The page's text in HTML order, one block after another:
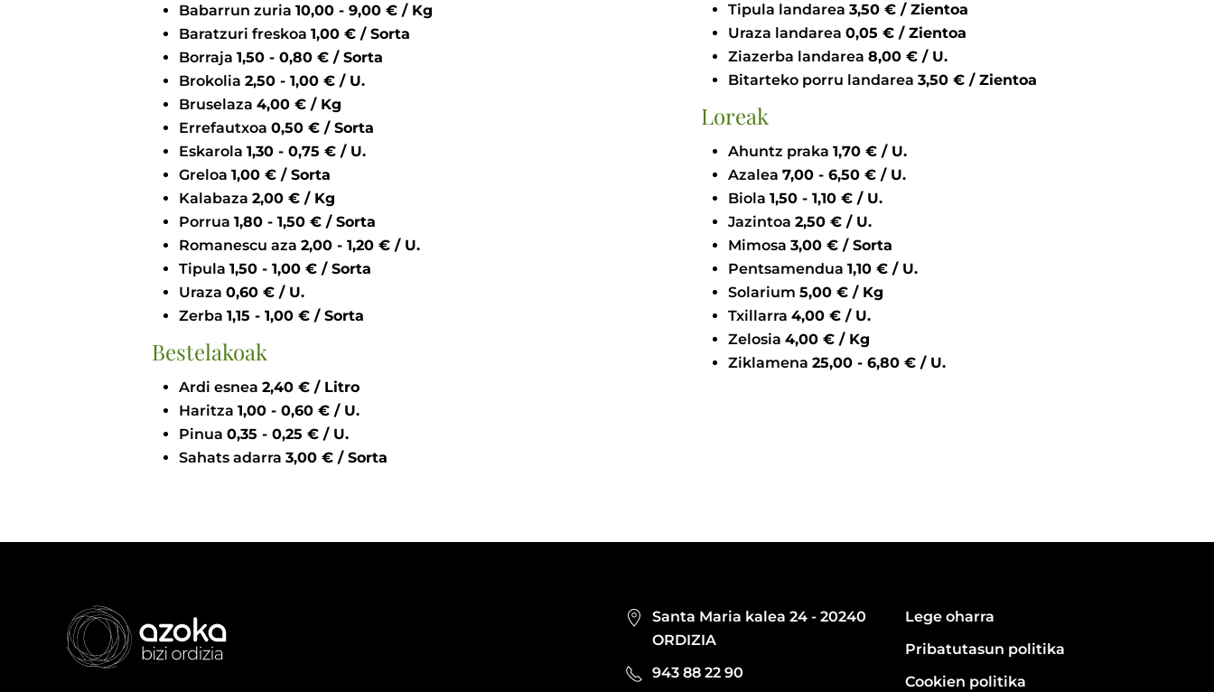
Babarrun zuria
10,00 - 9,00 € / Kg
Baratzuri freskoa
1,00 € / Sorta
Borraja
1,50 - 0,80 € / Sorta
Brokolia
2,50 - 1,00 € / U.
Bruselaza
4,00 € / Kg
Errefautxoa
0,50 € / Sorta
Eskarola
1,30 - 0,75 € / U.
Greloa
1,00 € / Sorta
Kalabaza
2,00 € / Kg
Porrua
1,80 - 1,50 € / Sorta
Romanescu aza
2,00 - 1,20 € / U.
Tipula
1,50 - 1,00 € / Sorta
Uraza
0,60 € / U.
Zerba
1,15 - 1,00 € / Sorta
Bestelakoak
Ardi esnea
2,40 € / Litro
Haritza
1,00 - 0,60 € / U.
Pinua
0,35 - 0,25 € / U.
Sahats adarra
3,00 € / Sorta
Tipula landarea
3,50 € / Zientoa
Uraza landarea
0,05 € / Zientoa
Ziazerba landarea
8,00 € / U.
Bitarteko porru landarea
3,50 € / Zientoa
Loreak
Ahuntz praka
1,70 € / U.
Azalea
7,00 - 6,50 € / U.
Biola
1,50 - 1,10 € / U.
Jazintoa
2,50 € / U.
Mimosa
3,00 € / Sorta
Pentsamendua
1,10 € / U.
Solarium
5,00 € / Kg
Txillarra
4,00 € / U.
Zelosia
4,00 € / Kg
Ziklamena
25,00 - 6,80 € / U.
Santa Maria kalea 24 - 20240
ORDIZIA
943 88 22 90
Lege oharra
Pribatutasun politika
Cookien politika